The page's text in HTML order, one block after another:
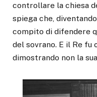
controllare la chiesa
spiega che,
compito di difendere
del sovrano. E il Re
dimostrando non la